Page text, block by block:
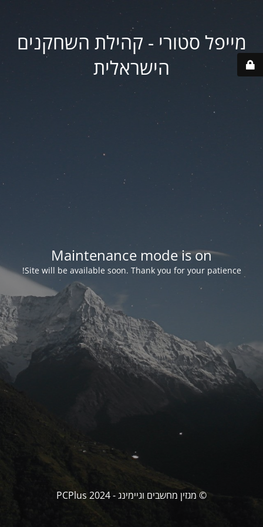
מייפל סטורי - קהילת השחקנים
הישראלית
Maintenance mode is on
Site will be available soon. Thank you for your patience!
© מגזין מחשבים וגיימינג - PCPlus 2024